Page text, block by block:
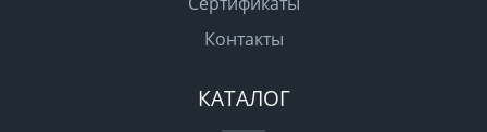
Контакты
КАТАЛОГ